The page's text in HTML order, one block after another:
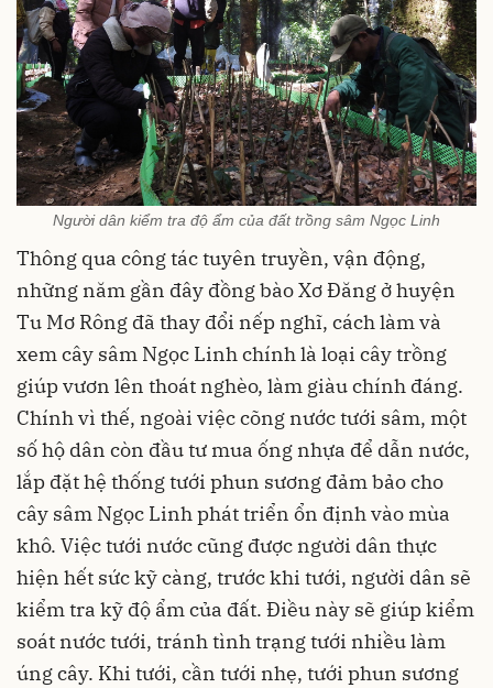
Người dân kiểm tra độ ẩm của đất trồng sâm Ngọc Linh
Thông qua công tác tuyên truyền, vận động,
những năm gần đây đồng bào Xơ Đăng ở huyện
Tu Mơ Rông đã thay đổi nếp nghĩ, cách làm và
xem cây sâm Ngọc Linh chính là loại cây trồng
giúp vươn lên thoát nghèo, làm giàu chính đáng.
Chính vì thế, ngoài việc cõng nước tưới sâm, một
số hộ dân còn đầu tư mua ống nhựa để dẫn nước,
lắp đặt hệ thống tưới phun sương đảm bảo cho
cây sâm Ngọc Linh phát triển ổn định vào mùa
khô. Việc tưới nước cũng được người dân thực
hiện hết sức kỹ càng, trước khi tưới, người dân sẽ
kiểm tra kỹ độ ẩm của đất. Điều này sẽ giúp kiểm
soát nước tưới, tránh tình trạng tưới nhiều làm
úng cây. Khi tưới, cần tưới nhẹ, tưới phun sương